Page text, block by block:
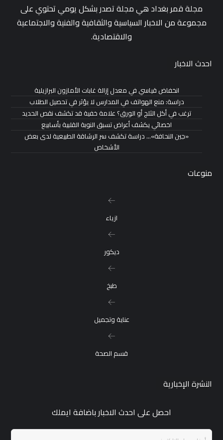
مجلة قمر بغداد هي مجلة تصدر بشكل يومي تحتوي على
مجموعة من الاخبار السياسية والثقافية والفنية والاجتماعية
والاقتصادية.
احدث الاخبار
انخفاض قياسي في معدل إزالة غابات الأمازون البرازيلية
دراسة: منع الهواتف في المدارس لا يؤثر في تحصيل الطلاب
ترغب في أكل الثلج أو الورق؟ علامة خفية قد تكشف نقص الحديد
اخصائي يكشف أعراض تسبق النوبة القلبية بأسابيع
«جين النحافة»… دراسة تكشف سر الرشاقة الطبيعية لدى بعض
الأشخاص
منوعات
ازياء
ديكور
طبخ
عناية وتجميل
قسم الصحة
النشرة الإخبارية
احصل على احدث الاخبار باضافة ايملك